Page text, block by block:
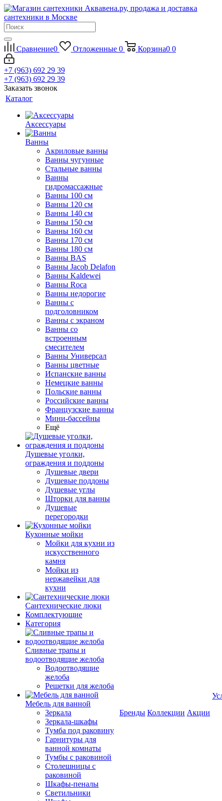
Сравнение0 Отложенные 0 Корзина0 0
+7 (963) 692 29 39
+7 (963) 692 29 39
Заказать звонок
Каталог
Аксессуары
Ванны
Акриловые ванны
Ванны чугунные
Стальные ванны
Ванны
гидромассажные
Ванны 100 см
Ванны 120 см
Ванны 140 см
Ванны 150 см
Ванны 160 см
Ванны 170 см
Ванны 180 см
Ванны BAS
Ванны Jacob Delafon
Ванны Kaldewei
Ванны Roca
Ванны недорогие
Ванны с
подголовником
Ванны с экраном
Ванны со
встроенным
смесителем
Ванны Универсал
Ванны цветные
Испанские ванны
Немецкие ванны
Польские ванны
Российские ванны
Французские ванны
Мини-бассейны
Ещё
Душевые уголки,
ограждения и поддоны
Душевые двери
Душевые поддоны
Душевые углы
Шторки для ванны
Душевые
перегородки
Кухонные мойки
Мойки для кухни из
искусственного
камня
Мойки из
нержавейки для
кухни
Сантехнические люки
Комплектующие
Категория
Cливные трапы и
водоотводящие желоба
Водоотводящие
желоба
Решетки для желоба
Мебель для ванной
Зеркала
Зеркала-шкафы
Тумба под раковину
Гарнитуры для
ванной комнаты
Тумбы с раковиной
Столешницы с
раковиной
Шкафы-пеналы
Светильники
Бренды Коллекции Акции